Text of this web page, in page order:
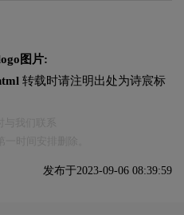
图片:
转载时请注明出处为诗宸标
发布于2023-09-06 08:39:59